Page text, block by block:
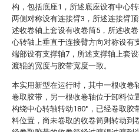
构，包括底座1，所述底座设有中心
两侧对称设有连接臂3，所述连接臂
述收卷轴上套设有收卷筒5，所述收
心转轴上垂直于连接臂方向对称设有
端部设有支撑轴7，所述支撑轴上套
渡辊的宽度与胶带宽度一致。
本实用新型在运行时，其中一根收卷
卷取胶带，另一根收卷轴位于卸料位
构绕中心转轴转动180°，已经卷取胶
料位置，尚未卷取的收卷筒则转动到